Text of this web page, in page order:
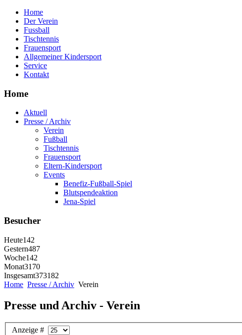
Home
Der Verein
Fussball
Tischtennis
Frauensport
Allgemeiner Kindersport
Service
Kontakt
Home
Aktuell
Presse / Archiv
Verein
Fußball
Tischtennis
Frauensport
Eltern-Kindersport
Events
Benefiz-Fußball-Spiel
Blutspendeaktion
Jena-Spiel
Besucher
Heute142
Gestern487
Woche142
Monat3170
Insgesamt373182
Home Presse / Archiv Verein
Presse und Archiv - Verein
Anzeige #